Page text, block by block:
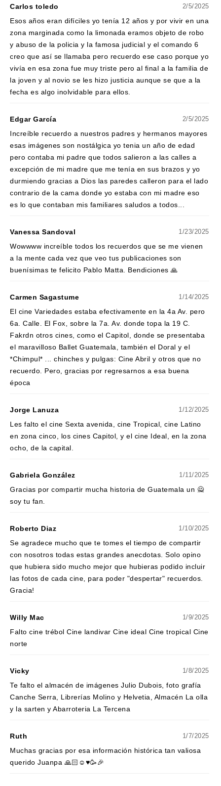
Carlos toledo 2/5/2025
Esos años eran difíciles yo tenía 12 años y por vivir en una
zona marginada como la limonada eramos objeto de robo
y abuso de la policia y la famosa judicial y el comando 6
creo que así se llamaba pero recuerdo ese caso porque yo
vivía en esa zona fue muy triste pero al final a la familia de
la joven y al novio se les hizo justicia aunque se que a la
fecha es algo inolvidable para ellos.
Edgar García 2/5/2025
Increíble recuerdo a nuestros padres y hermanos mayores
esas imágenes son nostálgica yo tenia un año de edad
pero contaba mi padre que todos salieron a las calles a
excepción de mi madre que me tenía en sus brazos y yo
durmiendo gracias a Dios las paredes calleron para el lado
contrario de la cama donde yo estaba con mi madre eso
es lo que contaban mis familiares saludos a todos...
Vanessa Sandoval 1/23/2025
Wowwww increíble todos los recuerdos que se me vienen
a la mente cada vez que veo tus publicaciones son
buenísimas te felicito Pablo Matta. Bendiciones 🙏
Carmen Sagastume 1/14/2025
El cine Variedades estaba efectivamente en la 4a Av. pero
6a. Calle. El Fox, sobre la 7a. Av. donde topa la 19 C.
Fakrdn otros cines, como el Capitol, donde se presentaba
el maravilloso Ballet Guatemala, también el Doral y el
*Chimpul* ... chinches y pulgas: Cine Abril y otros que no
recuerdo. Pero, gracias por regresarnos a esa buena
época
Jorge Lanuza 1/12/2025
Les falto el cine Sexta avenida, cine Tropical, cine Latino
en zona cinco, los cines Capitol, y el cine Ideal, en la zona
ocho, de la capital.
Gabriela González 1/11/2025
Gracias por compartir mucha historia de Guatemala un 🙅
soy tu fan.
Roberto Diaz 1/10/2025
Se agradece mucho que te tomes el tiempo de compartir
con nosotros todas estas grandes anecdotas. Solo opino
que hubiera sido mucho mejor que hubieras podido incluir
las fotos de cada cine, para poder "despertar" recuerdos.
Gracia!
Willy Mac 1/9/2025
Falto cine trébol Cine landivar Cine ideal Cine tropical Cine
norte
Vicky 1/8/2025
Te falto el almacén de imágenes Julio Dubois, foto grafía
Canche Serra, Librerías Molino y Helvetia, Almacén La olla
y la sarten y Abarroteria La Tercena
Ruth 1/7/2025
Muchas gracias por esa información histórica tan valiosa
querido Juanpa 🙏🏻☺️♥️🥳🎉